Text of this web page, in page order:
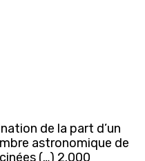
de la part d’un
astronomique de
(…) 2.000